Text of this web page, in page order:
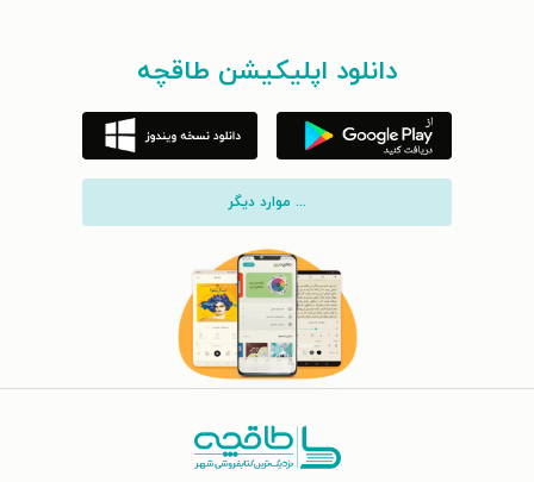
دانلود اپلیکیشن طاقچه
... موارد دیگر